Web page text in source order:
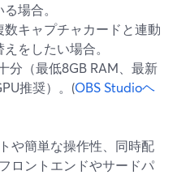
場合。
キャプチャカードと連動
をしたい場合。
分（最低8GB RAM、最新
推奨）。(OBS Studioヘ
や簡単な操作性、同時配
ロントエンドやサードパ